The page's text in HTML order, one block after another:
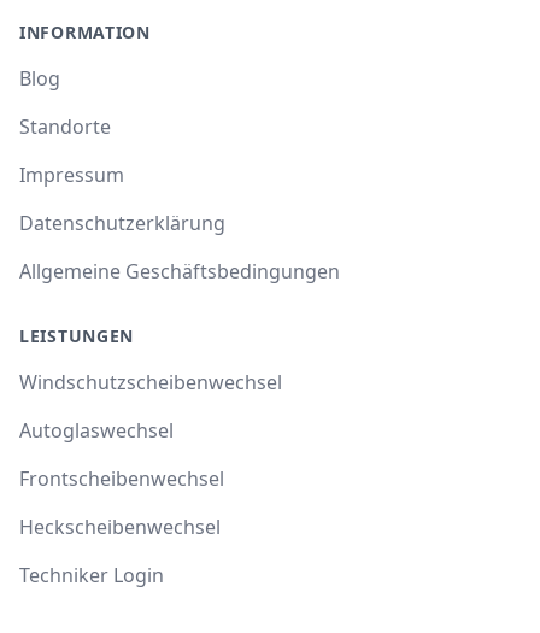
INFORMATION
Blog
Standorte
Impressum
Datenschutzerklärung
Allgemeine Geschäftsbedingungen
LEISTUNGEN
Windschutzscheibenwechsel
Autoglaswechsel
Frontscheibenwechsel
Heckscheibenwechsel
Techniker Login